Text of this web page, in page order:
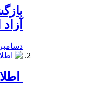
دسامبر 25, 2019